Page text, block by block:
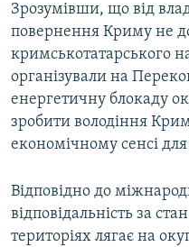
Зрозумівши, що від
повернення Криму не
кримськотатарського
організували на
енергетичну блокаду
зробити володіння
економічному сенсі для
Відповідно до
відповідальність за
територіях лягає на